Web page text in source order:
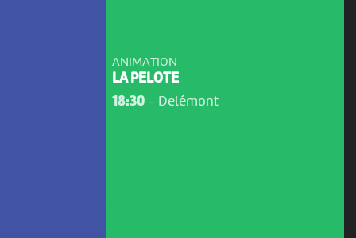
ANIMATION
LA PELOTE
18:30- Delémont